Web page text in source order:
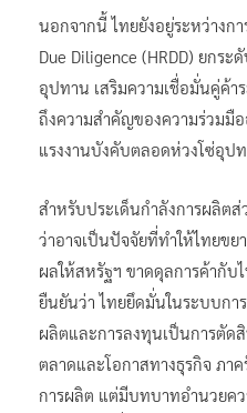
นอกจากนี้ ไทยยังอยู่ระหว่างก
Due Diligence (HRDD) ยกร
อุปทาน เสริมความเชื่อมั่นคู่ค้า
ถึงความสำคัญของความร่วมมื
แรงงานบังคับตลอดห่วงโซ่อุป
สำหรับประเด็นกำลังการผลิต
ว่าอาจเป็นปัจจัยที่ทำให้ไทยขย
ผลให้สหรัฐฯ ขาดดุลการค้ากับ
ยืนยันว่า ไทยยึดมั่นในระบบกา
ผลิตและการลงทุนเป็นการตัด
ตลาดและโอกาสทางธุรกิจ ภา
การผลิต แต่มีบทบาทอำนวยค